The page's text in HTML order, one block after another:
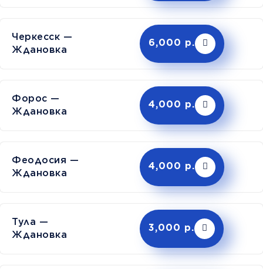
Черкесск —
Ждановка
6,000 р.
Форос —
Ждановка
4,000 р.
Феодосия —
Ждановка
4,000 р.
Тула —
Ждановка
3,000 р.